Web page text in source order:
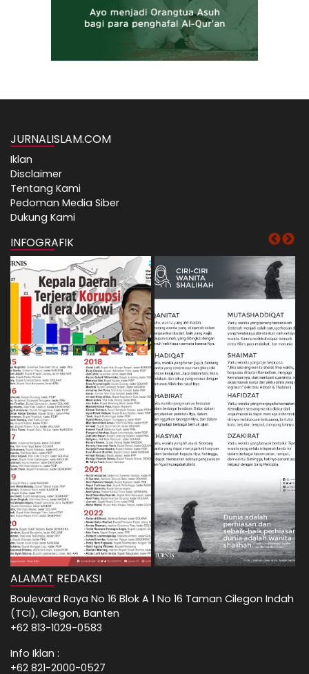
JURNALISLAM.COM
Iklan
Disclaimer
Tentang Kami
Pedoman Media Siber
Dukung Kami
INFOGRAFIK
ALAMAT REDAKSI
Boulevard Raya No 16 Blok A 1 No 16 Taman Cilegon Indah
(TCI), Cilegon, Banten
+62 813-1029-0583
Info Iklan :
+62 821-2000-0527